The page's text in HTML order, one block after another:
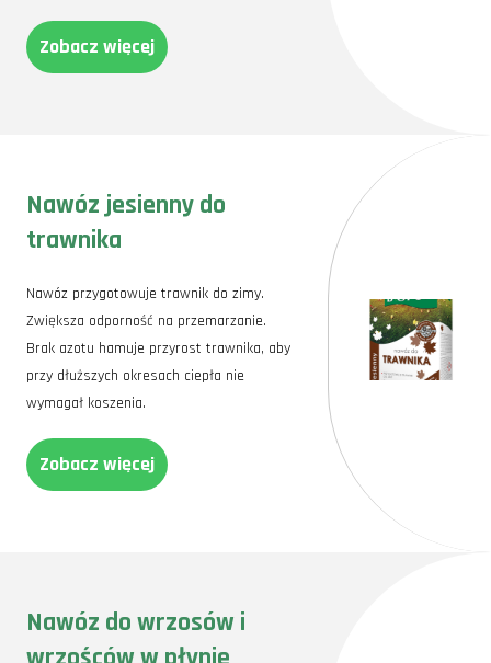
Zobacz więcej
Nawóz jesienny do
trawnika
Nawóz przygotowuje trawnik do zimy.
Zwiększa odporność na przemarzanie.
Brak azotu hamuje przyrost trawnika, aby
przy dłuższych okresach ciepła nie
wymagał koszenia.
Zobacz więcej
Nawóz do wrzosów i